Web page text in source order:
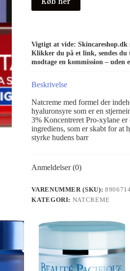
Vigtigt at vide:
Klikker du på et link, sendes
modtage en kommission – uden
Beskrivelse
Natcreme med formel der
hyaluronsyre som er en
3% Koncentreret Pro-xylane
ingrediens, som er skabt for at
styrke hudens barr
Anmeldelser (0)
VARENUMMER (SKU):
KATEGORI: NATCREME